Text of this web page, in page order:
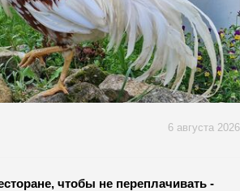
6 августа 2026
чтобы не переплачивать -